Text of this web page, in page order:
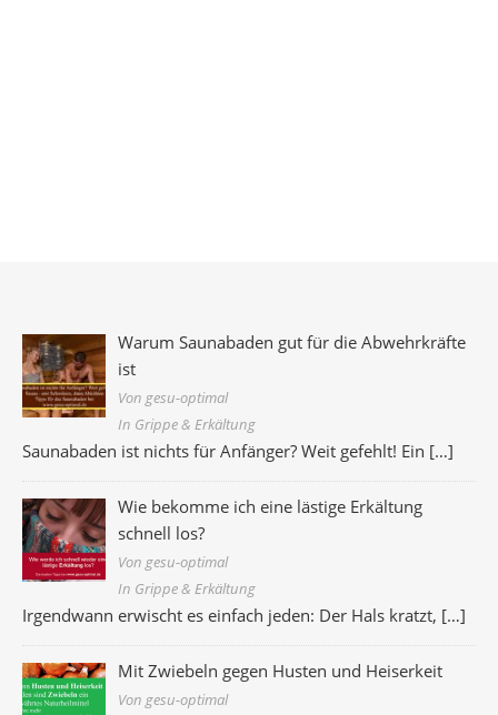
Warum Saunabaden gut für die Abwehrkräfte
ist
Von gesu-optimal
In Grippe & Erkältung
Saunabaden ist nichts für Anfänger? Weit gefehlt! Ein […]
Wie bekomme ich eine lästige Erkältung
schnell los?
Von gesu-optimal
In Grippe & Erkältung
Irgendwann erwischt es einfach jeden: Der Hals kratzt, […]
Mit Zwiebeln gegen Husten und Heiserkeit
Von gesu-optimal